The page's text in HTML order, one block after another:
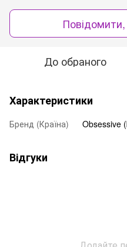
До обраного
Характеристики
Бренд (Країна) Obsessive
Відгуки